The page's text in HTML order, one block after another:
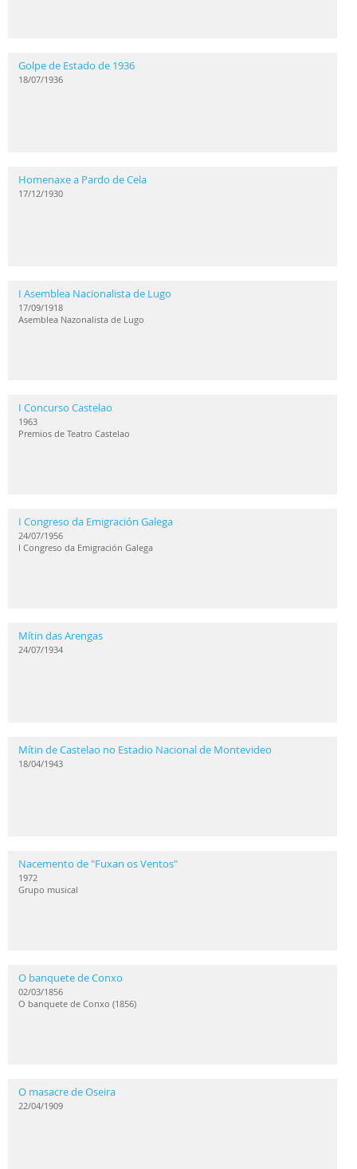
Golpe de Estado de 1936
18/07/1936
Homenaxe a Pardo de Cela
17/12/1930
I Asemblea Nacionalista de Lugo
17/09/1918
Asemblea Nazonalista de Lugo
I Concurso Castelao
1963
Premios de Teatro Castelao
I Congreso da Emigración Galega
24/07/1956
I Congreso da Emigración Galega
Mítin das Arengas
24/07/1934
Mítin de Castelao no Estadio Nacional de Montevideo
18/04/1943
Nacemento de "Fuxan os Ventos"
1972
Grupo musical
O banquete de Conxo
02/03/1856
O banquete de Conxo (1856)
O masacre de Oseira
22/04/1909